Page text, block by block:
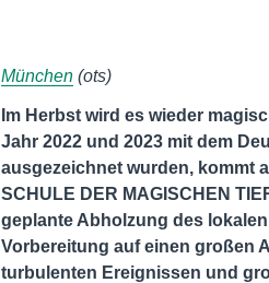
München (ots)
Im Herbst wird es wieder
Jahr 2022 und 2023 mit dem
ausgezeichnet wurden, kommt
SCHULE DER MAGISCHEN
geplante Abholzung des
Vorbereitung auf einen großen
turbulenten Ereignissen und